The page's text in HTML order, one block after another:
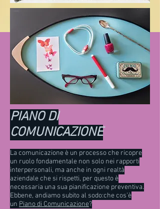
PIANO DI
COMUNICAZIONE
La comunicazione è un processo che ricopre
un ruolo fondamentale non solo nei rapporti
interpersonali, ma anche in ogni realtà
aziendale che si rispetti, per questo è
necessaria una sua pianificazione preventiva.
Ebbene, andiamo subito al sodo:che cos’è
un Piano di Comunicazione?